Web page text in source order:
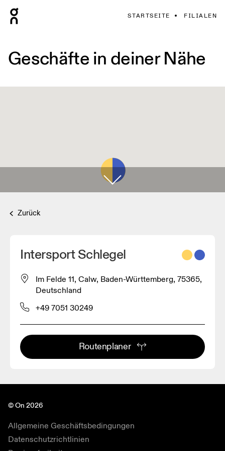
STARTSEITE FILIALEN
Geschäfte in deiner Nähe
Zurück
Intersport Schlegel
Im Felde 11, Calw, Baden-Württemberg, 75365,
Deutschland
+49 7051 30249
Routenplaner
© On 2026
Allgemeine Geschäftsbedingungen
Datenschutzrichtlinien